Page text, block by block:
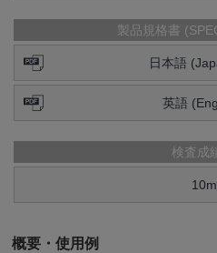
製品規格書
日本語
英語
検査成
概要・使用例